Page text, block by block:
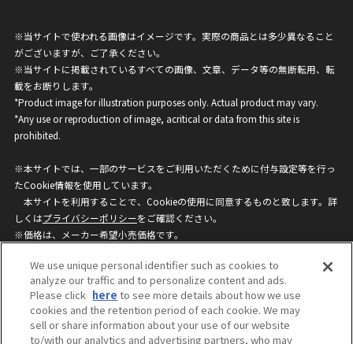
※当サイトで使われる画像はイメージです。実際の商品とは多少異なること
がございますが、ご了承ください。
※当サイトに掲載されているすべての画像、文章、データ等の無断転用、転
載をお断りします。
*Product image for illustration purposes only. Actual product may vary.
*Any use or reproduction of image, acritical or data from this site is
prohibited.
※本サイトでは、一部のサービスをご利用いただくために付与設定等を行っ
たCookie情報を使用しています。
本サイトを利用することで、Cookieの使用に同意するものと致します。詳
しくはプライバシーポリシーをご確認ください。
※価格は、メーカー希望小売価格です。
ざいますのでご了承ください。
privacypolicy
Do Not Sell or Share My
Personal Information
We use unique personal identifier such as cookies to
analyze our traffic and to personalize content and ads.
Please click here to see more details about how we use
cookies and the retention period of each cookie. We may
sell or share information about your use of our website
to/with our analytics and advertising partners, who may